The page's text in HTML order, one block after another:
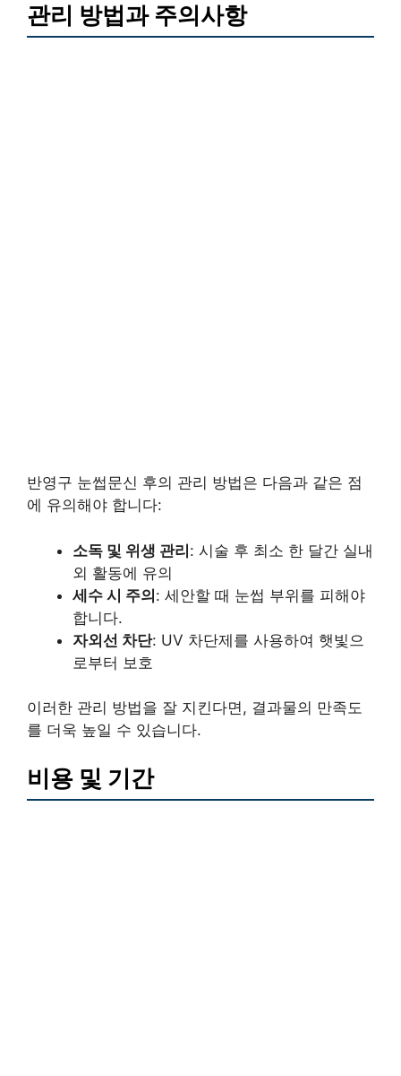
관리 방법과 주의사항
반영구 눈썹문신 후의 관리 방법은 다음과 같은 점
에 유의해야 합니다:
소독 및 위생 관리: 시술 후 최소 한 달간 실내
외 활동에 유의
세수 시 주의: 세안할 때 눈썹 부위를 피해야
합니다.
자외선 차단: UV 차단제를 사용하여 햇빛으
로부터 보호
이러한 관리 방법을 잘 지킨다면, 결과물의 만족도
를 더욱 높일 수 있습니다.
비용 및 기간